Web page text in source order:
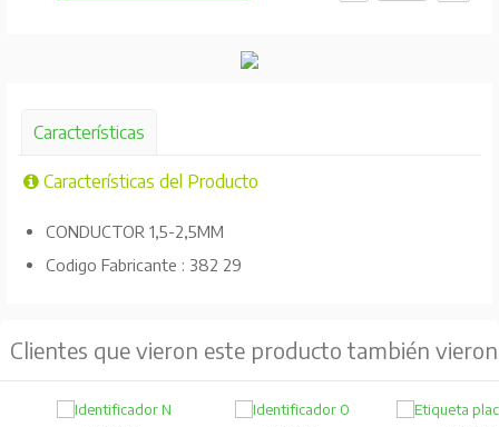
Características
Características del Producto
CONDUCTOR 1,5-2,5MM
Codigo Fabricante : 382 29
Clientes que vieron este producto también vieron